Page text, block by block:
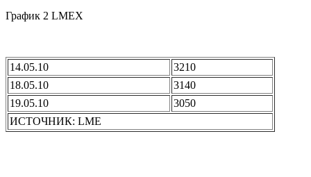
График 2 LMEX
14.05.10
3210
18.05.10
3140
19.05.10
3050
ИСТОЧНИК: LME